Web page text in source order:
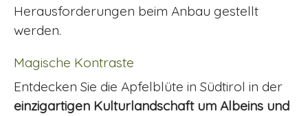
Herausforderungen beim Anbau gestellt
werden.
Magische Kontraste
Entdecken Sie die Apfelblüte in Südtirol in der
einzigartigen Kulturlandschaft um Albeins und